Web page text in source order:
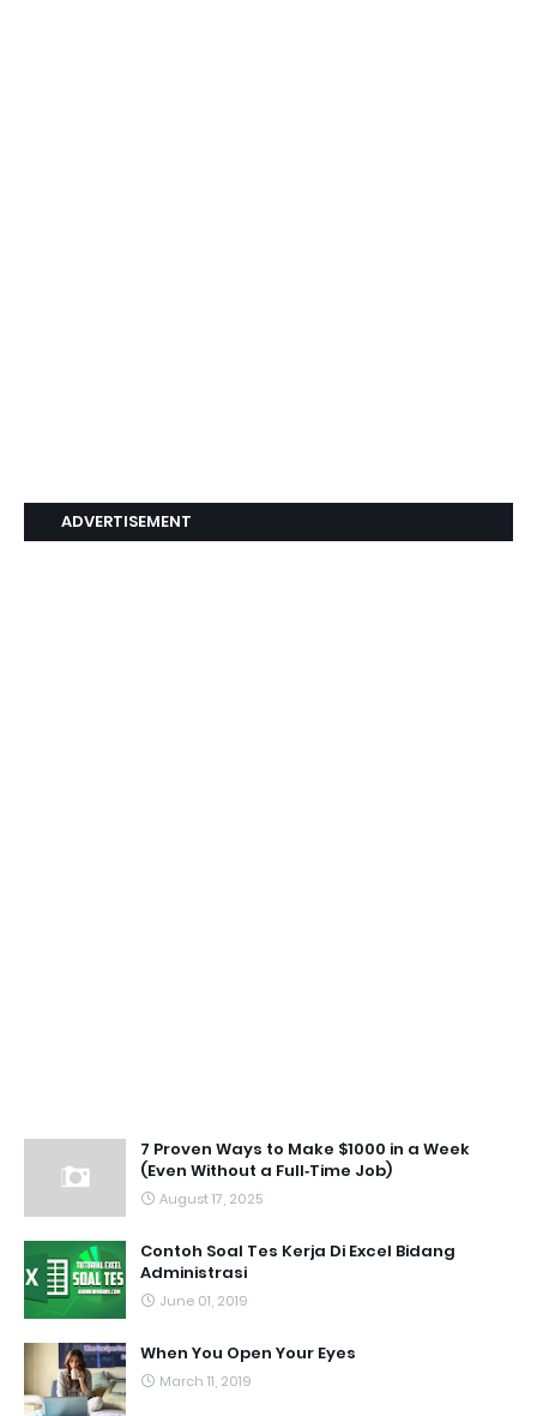
ADVERTISEMENT
7 Proven Ways to Make $1000 in a Week
(Even Without a Full‑Time Job)
August 17, 2025
Contoh Soal Tes Kerja Di Excel Bidang
Administrasi
June 01, 2019
When You Open Your Eyes
March 11, 2019